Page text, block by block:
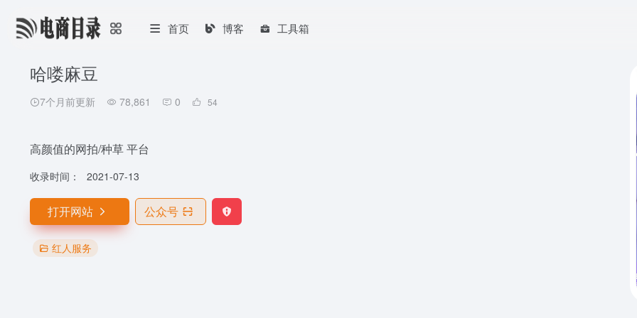
首页 博客 工具箱
哈喽麻豆
7个月前更新 78,861 0 54
高颜值的网拍/种草 平台
收录时间： 2021-07-13
打开网站 公众号
红人服务